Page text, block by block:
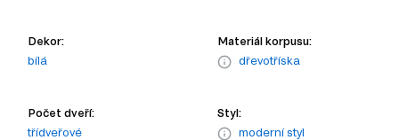
Dekor:
bílá
Materiál korpusu:
dřevotříska
Počet dveří:
třídveřové
Styl:
moderní styl